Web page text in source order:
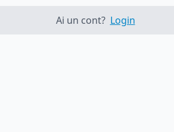
Ai un cont? Login